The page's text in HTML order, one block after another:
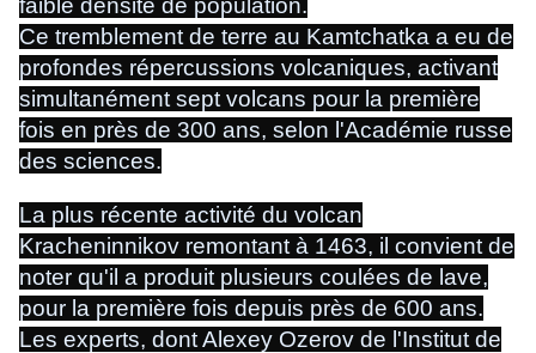
faible densité de population.
Ce tremblement de terre au Kamtchatka a eu de
profondes répercussions volcaniques, activant
simultanément sept volcans pour la première
fois en près de 300 ans, selon l'Académie russe
des sciences.
La plus récente activité du volcan
Kracheninnikov remontant à 1463, il convient de
noter qu'il a produit plusieurs coulées de lave,
pour la première fois depuis près de 600 ans.
Les experts, dont Alexey Ozerov de l'Institut de